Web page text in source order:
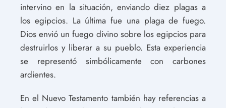
intervino en la situación, enviando diez plagas a
los egipcios. La última fue una plaga de fuego.
Dios envió un fuego divino sobre los egipcios para
destruirlos y liberar a su pueblo. Esta experiencia
se representó simbólicamente con carbones
ardientes.
En el Nuevo Testamento también hay referencias a